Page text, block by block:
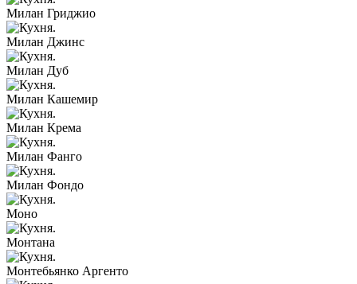
Милан Гриджио
Милан Джинс
Милан Дуб
Милан Кашемир
Милан Крема
Милан Фанго
Милан Фондо
Моно
Монтана
Монтебьянко Аргенто